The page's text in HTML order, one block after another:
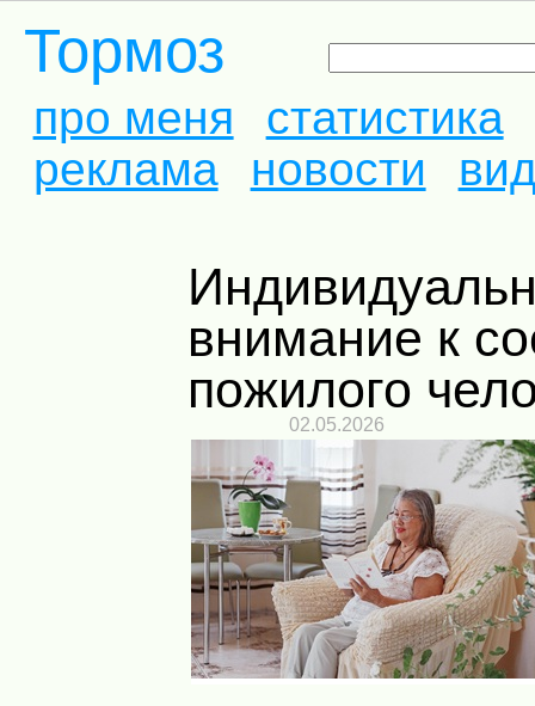
Тормоз
про меня
статистика
реклама
новости
Индивидуальный уход и
внимание к
пожилого
02.05.2026